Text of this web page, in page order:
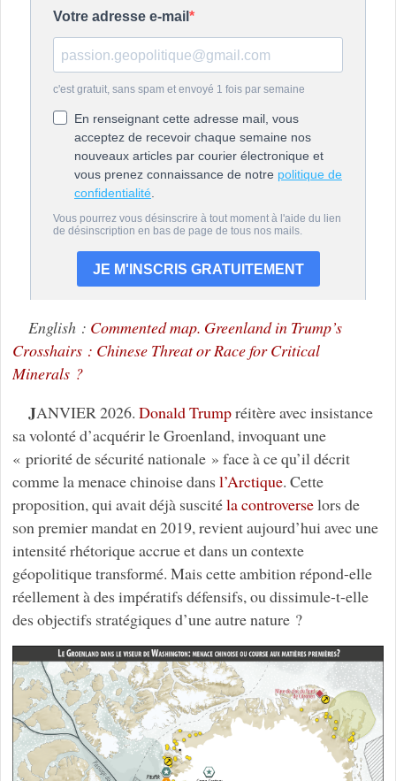
English : Commented map. Greenland in Trump’s
Crosshairs : Chinese Threat or Race for Critical
Minerals ?
JANVIER 2026. Donald Trumpréitère avec insistance
sa volonté d’acquérir le Groenland, invoquant une
« priorité de sécurité nationale » face à ce qu’il décrit
comme la menace chinoise dans l’Arctique. Cette
proposition, qui avait déjà suscitéla controverselors de
son premier mandat en 2019, revient aujourd’hui avec une
intensité rhétorique accrue et dans un contexte
géopolitique transformé. Mais cette ambition répond-elle
réellement à des impératifs défensifs, ou dissimule-t-elle
des objectifs stratégiques d’une autre nature ?